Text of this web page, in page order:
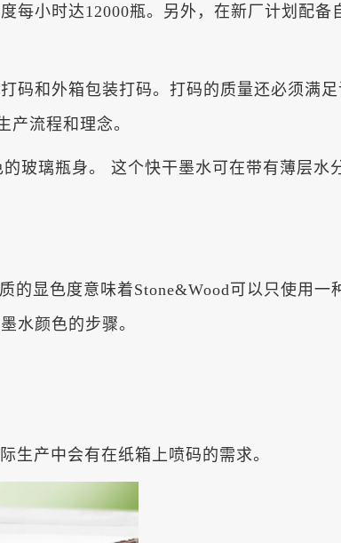
每小时达12000瓶。另外，在新厂计划配备
码和外箱包装打码。打码的质量还必须满
产流程和理念。
玻璃瓶身。 这个快干墨水可在带有薄层水
的显色度意味着Stone&Wood可以只使用一
水颜色的步骤。
产中会有在纸箱上喷码的需求。